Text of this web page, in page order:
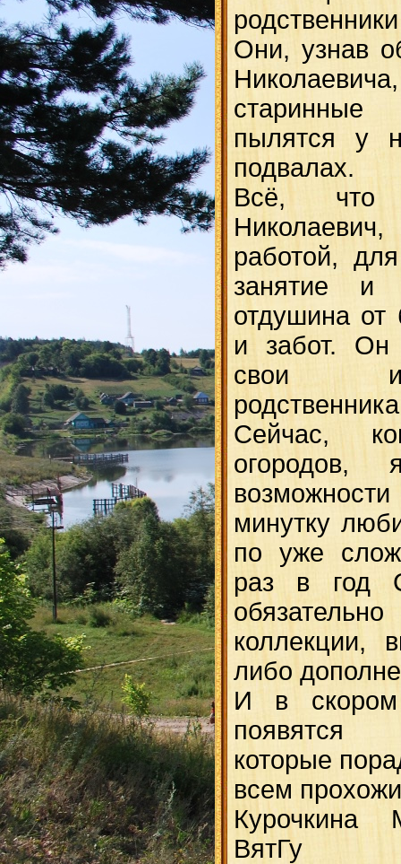
Они, узнав
пылятся у
подвалах.
Всё, что
работой,
занятие и
отдушина от
и забот. Он
свои
Сейчас,
огородов,
минутку
по уже
раз в год
коллекции,
либо
И в
появятся
которые
всем
Курочкина
ВятГу